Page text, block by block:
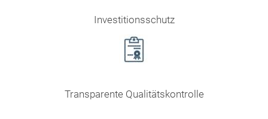
Investitionsschutz
Transparente Qualitätskontrolle